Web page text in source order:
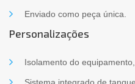
Enviado como peça única.
Personalizações
Isolamento do